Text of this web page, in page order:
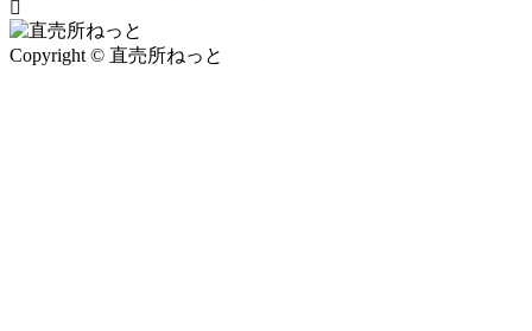
Copyright © 直売所ねっと